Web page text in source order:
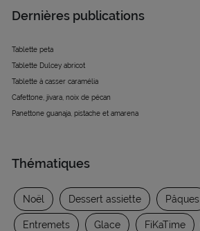
Dernières publications
Tablette peta
Tablette Dulcey abricot
Tablette à casser caramélia
Cafettone, jivara, noix de pécan
Panettone guanaja, pistache et amarena
Thématiques
Noël Dessert assiette Pâques
Entremets Glace FiKaTime